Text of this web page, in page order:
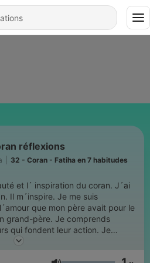
réflexions
32 - Coran - Fatiha en 7 habitudes
et l´ inspiration du coran. J´ai
Il m´inspire. Je me suis
que mon père avait pour le
grand-père. Je comprends
qui fondent leur action. Je
inspiration, comme nouvelle